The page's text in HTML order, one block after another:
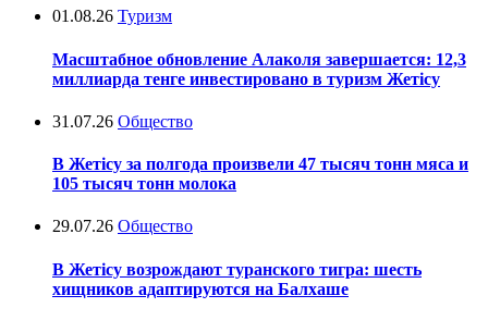
01.08.26 Туризм
Масштабное обновление Алаколя завершается: 12,3
миллиарда тенге инвестировано в туризм Жетісу
31.07.26 Общество
В Жетісу за полгода произвели 47 тысяч тонн мяса и
105 тысяч тонн молока
29.07.26 Общество
В Жетісу возрождают туранского тигра: шесть
хищников адаптируются на Балхаше